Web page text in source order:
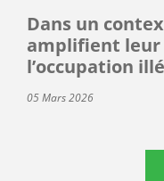
Dans un
amplifient leur
l’occupation
05 Mars 2026